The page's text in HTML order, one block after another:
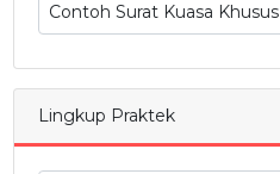
Contoh Surat Kuasa Khusus
Lingkup Praktek